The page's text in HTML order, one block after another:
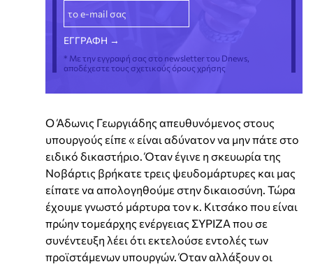
* Με την εγγραφή σας στο newsletter του Dnews,
αποδέχεστε τους σχετικούς όρους χρήσης
Ο Άδωνις Γεωργιάδης απευθυνόμενος στους
υπουργούς είπε « είναι αδύνατον να μην πάτε στο
ειδικό δικαστήριο. Όταν έγινε η σκευωρία της
Νοβάρτις βρήκατε τρεις ψευδομάρτυρες και μας
είπατε να απολογηθούμε στην δικαιοσύνη. Τώρα
έχουμε γνωστό μάρτυρα τον κ. Κιτσάκο που είναι
πρώην τομεάρχης ενέργειας ΣΥΡΙΖΑ που σε
συνέντευξη λέει ότι εκτελούσε εντολές των
προϊστάμενων υπουργών. Όταν αλλάξουν οι